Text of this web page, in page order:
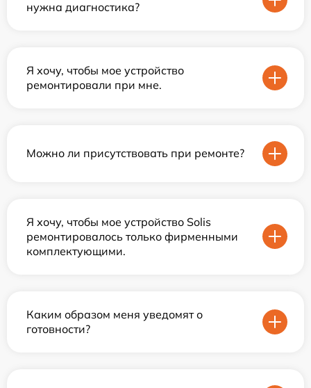
нужна диагностика?
Я хочу, чтобы мое устройство
ремонтировали при мне.
Можно ли присутствовать при ремонте?
Я хочу, чтобы мое устройство Solis
ремонтировалось только фирменными
комплектующими.
Каким образом меня уведомят о
готовности?